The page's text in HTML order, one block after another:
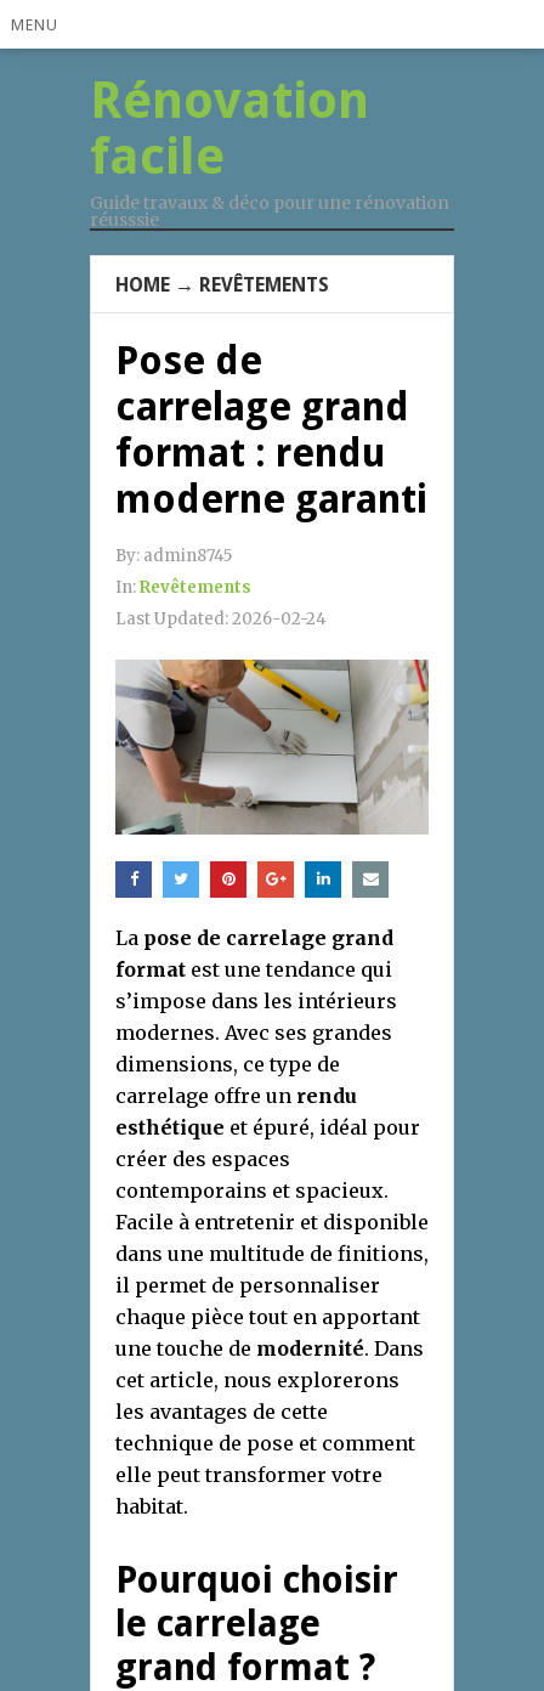
MENU
Rénovation
facile
Guide travaux & déco pour une rénovation
réusssie
HOME → REVÊTEMENTS
Pose de
carrelage grand
format : rendu
moderne garanti
By: admin8745
In:Revêtements
Last Updated:2026-02-24
La pose de carrelage grand
format est une tendance qui
s’impose dans les intérieurs
modernes. Avec ses grandes
dimensions, ce type de
carrelage offre un rendu
esthétique et épuré, idéal pour
créer des espaces
contemporains et spacieux.
Facile à entretenir et disponible
dans une multitude de finitions,
il permet de personnaliser
chaque pièce tout en apportant
une touche de modernité. Dans
cet article, nous explorerons
les avantages de cette
technique de pose et comment
elle peut transformer votre
habitat.
Pourquoi choisir
le carrelage
grand format ?